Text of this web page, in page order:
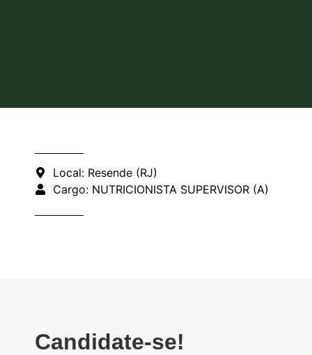
Local: Resende (RJ)
Cargo: NUTRICIONISTA SUPERVISOR (A)
Candidate-se!